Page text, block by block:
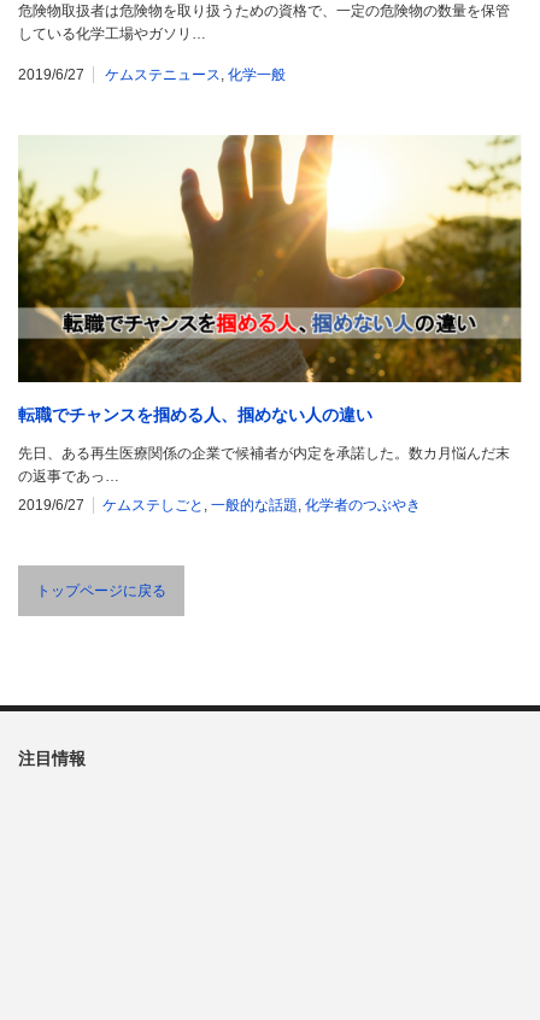
危険物取扱者は危険物を取り扱うための資格で、一定の危険物の数量を保管
している化学工場やガソリ…
2019/6/27 ケムステニュース, 化学一般
転職でチャンスを掴める人、掴めない人の違い
先日、ある再生医療関係の企業で候補者が内定を承諾した。数カ月悩んだ末
の返事であっ…
2019/6/27
ケムステしごと , 一般的な話題, 化学者のつぶやき
トップページに戻る
注目情報